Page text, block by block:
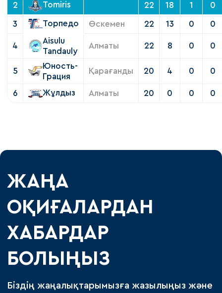
2 Tomiris 22 18 1 0
3 Торпедо Өскемен 22 13 0 0
4
Aisulu
Tandauly
Алматы 22 8 0 0
5
Юность-
Грация
Қарағанды 20 4 0 0
6 Жұлдыз Алматы 20 0 0 0
ЖАҢА
ОҚИҒАЛАРДАН
ХАБАРДАР
БОЛЫҢЫЗ
Біздің жаңалықтарымызға жазылыңыз және